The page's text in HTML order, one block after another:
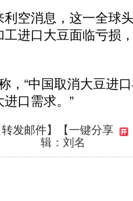
空消息，这一全球
进口大豆面临亏损
“中国取消大豆进口
口需求。”
转发邮件】
【一键分享
辑：刘名